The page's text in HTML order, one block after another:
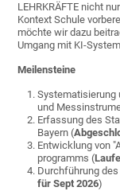
LEHRKRÄFTE nicht
Kontext Schule
möchte wir dazu
Umgang mit KI-
Meilensteine
Systematisierung
und
Erfassung des
Bayern (
Entwicklung von
programms (
Durchführung
für Sept 2026)